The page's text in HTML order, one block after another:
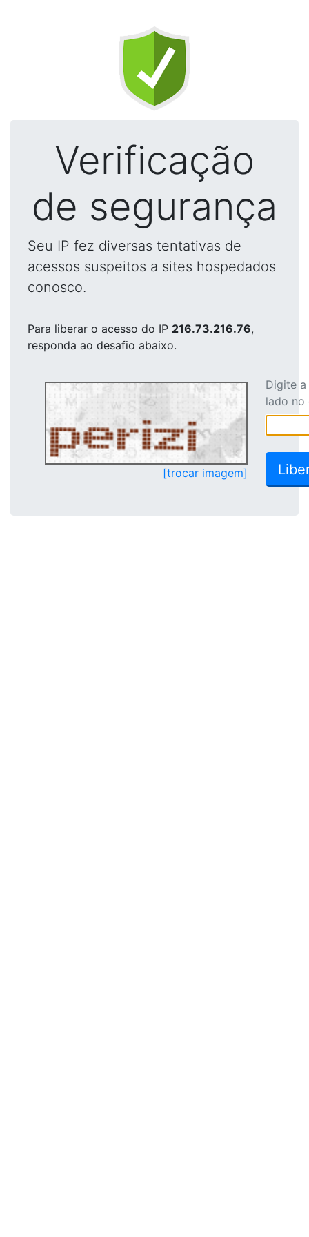
Verificação
de segurança
Seu IP fez diversas tentativas de
acessos suspeitos a sites hospedados
conosco.
Para liberar o acesso do IP 216.73.216.76,
responda ao desafio abaixo.
[trocar imagem]
Digite
lado no